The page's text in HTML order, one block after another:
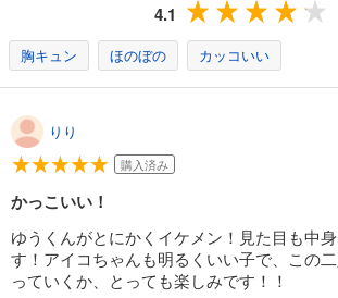
4.1
胸キュン ほのぼの カッコいい
りり
購入済み
かっこいい！
ゆうくんがとにかくイケメン！見た目も中
す！アイコちゃんも明るくいい子で、この
っていくか、とっても楽しみです！！